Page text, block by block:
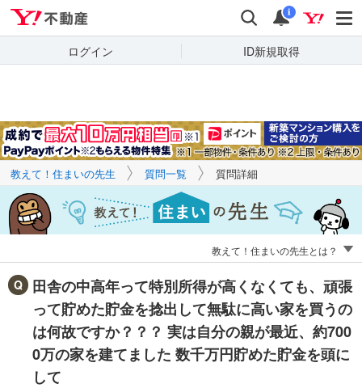
検索 通知
i
ログイン ID新規取得
キーワードで
質問を探す
教えて！住まいの先生 質問一覧 質問詳細
教えて！住まいの先生とは？
田舎の中高年って特別所得が高くなくても、頑張
って貯めた貯金を捻出して無駄に高い家を買うの
は何故ですか？？？ 実は自分の親が最近、約700
0万の家を建てました 数千万円貯めた貯金を頭に
して